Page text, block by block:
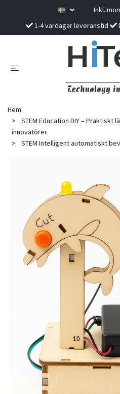
Inkl.
1-4 vardagar leveranstid
Hem
STEM Education DIY – Praktiskt
innovatörer
STEM Intelligent automatiskt